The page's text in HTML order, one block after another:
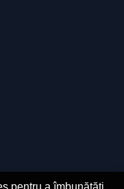
pentru a îmbunătăți